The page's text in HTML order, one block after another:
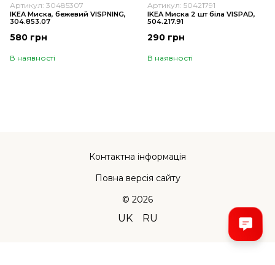
Артикул: 30485307
IKEA Миска, бежевий VISPNING,
304.853.07
580 грн
В наявності
Артикул: 50421791
IKEA Миска 2 шт біла VISPAD,
504.217.91
290 грн
В наявності
Контактна інформація
Повна версія сайту
© 2026
UK RU